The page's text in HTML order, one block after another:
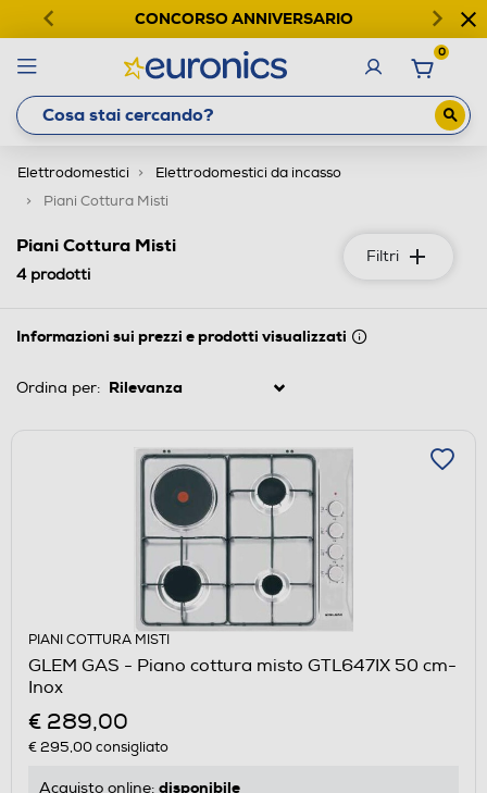
CONCORSO ANNIVERSARIO
0
Elettrodomestici
Elettrodomestici da incasso
Piani Cottura Misti
Filtri
Piani Cottura Misti
4prodotti
Informazioni sui prezzi e prodotti visualizzati
Ordina per:
PIANI COTTURA MISTI
GLEM GAS - Piano cottura misto GTL647IX 50 cm-
Inox
€ 289,00
€ 295,00consigliato
Acquisto online: disponibile